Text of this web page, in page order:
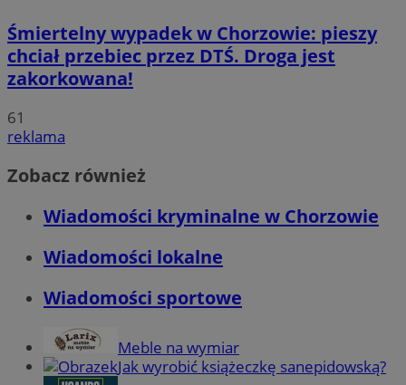
Śmiertelny wypadek w Chorzowie: pieszy
chciał przebiec przez DTŚ. Droga jest
zakorkowana!
61
reklama
Zobacz również
Wiadomości kryminalne w Chorzowie
Wiadomości lokalne
Wiadomości sportowe
Meble na wymiar
Jak wyrobić książeczkę sanepidowską?